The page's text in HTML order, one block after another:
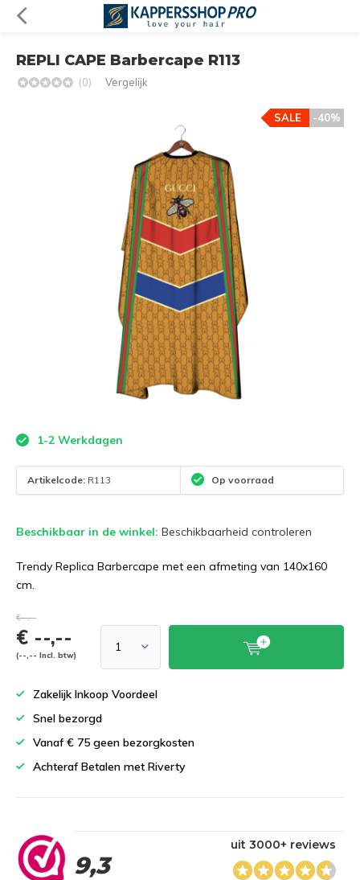
REPLI CAPE Barbercape R113
(0) Vergelijk
-40%
SALE
1-2 Werkdagen
Artikelcode: R113 Op voorraad
Beschikbaar in de winkel: Beschikbaarheid controleren
Trendy Replica Barbercape met een afmeting van 140x160
cm.
€--,--
€ --,--
(--,-- Incl. btw)
Zakelijk Inkoop Voordeel
Snel bezorgd
Vanaf € 75 geen bezorgkosten
Achteraf Betalen met Riverty
9,3
uit 3000+ reviews